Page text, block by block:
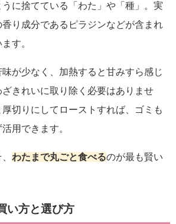
に捨てている「わた」や「種」。実
り成分であるピラジンなどが含まれ
す。
が少なく、加熱すると甘みすら感じ
きれいに取り除く必要はありませ
切りにしてローストすれば、ゴミも
用できます。
わたまで丸ごと食べるのが最も賢い
い方と選び方